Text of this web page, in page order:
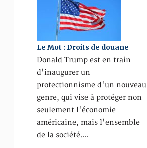
Le Mot : Droits de douane
Donald Trump est en train
d'inaugurer un
protectionnisme d'un nouveau
genre, qui vise à protéger non
seulement l'économie
américaine, mais l'ensemble
de la société.…